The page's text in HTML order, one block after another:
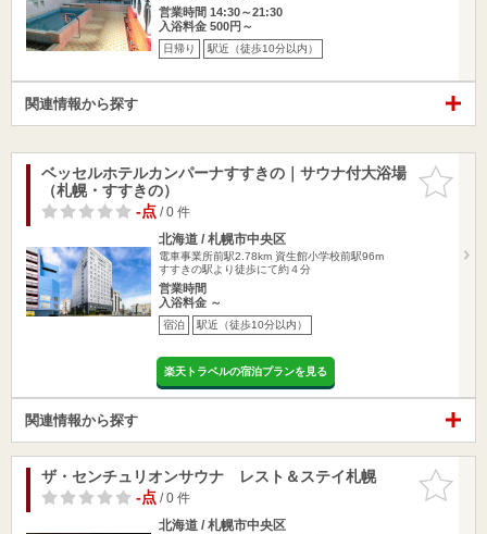
営業時間 14:30～21:30
入浴料金 500円～
日帰り 駅近（徒歩10分以内）
関連情報から探す
お気に入
りに追加
ベッセルホテルカンパーナすすきの｜サウナ付大浴場
（札幌・すすきの）
-点/ 0 件
北海道 / 札幌市中央区
電車事業所前駅2.78km 資生館小学校前駅96m
すすきの駅より徒歩にて約４分
営業時間
入浴料金 ～
宿泊 駅近（徒歩10分以内）
楽天トラベルの宿泊プランを見る
関連情報から探す
お気に入
りに追加
ザ・センチュリオンサウナ レスト＆ステイ札幌
-点/ 0 件
北海道 / 札幌市中央区